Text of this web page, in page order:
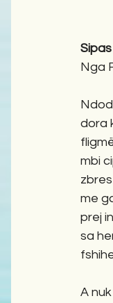
Nga
dora
mbi
me
prej
sa
A